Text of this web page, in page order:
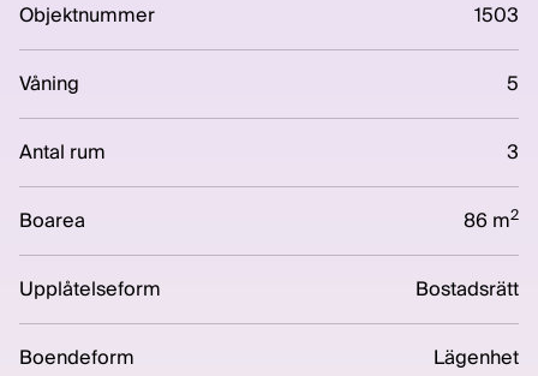
Objektnummer 1503
Våning 5
Antal rum 3
Boarea 86 m2
Upplåtelseform Bostadsrätt
Boendeform Lägenhet